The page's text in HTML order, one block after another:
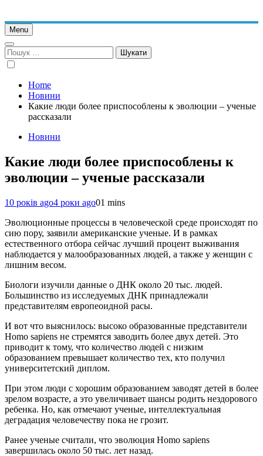
Menu
Пошук:
Home
Новини
Какие люди более приспособлены к эволюции – ученые
рассказали
Новини
Какие люди более приспособлены к
эволюции – ученые рассказали
10 років ago4 роки ago01 mins
Эволюционные процессы в человеческой среде происходят по
сию пору, заявили американские ученые. И в рамках
естественного отбора сейчас лучший процент выживания
наблюдается у малообразованных людей, а также у женщин с
лишним весом.
Биологи изучили данные о ДНК около 20 тыс. людей.
Большинство из исследуемых ДНК принадлежали
представителям европеоидной расы.
И вот что выяснилось: высоко образованные представители
Нomo sapiens не стремятся заводить более двух детей. Это
приводит к тому, что количество людей с низким
образованием превышает количество тех, кто получил
университетский диплом.
При этом люди с хорошим образованием заводят детей в более
зрелом возрасте, а это увеличивает шансы родить нездорового
ребенка. Но, как отмечают ученые, интеллектуальная
деградация человечеству пока не грозит.
Ранее ученые считали, что эволюция Нomo sapiens
завершилась около 50 тыс. лет назад.